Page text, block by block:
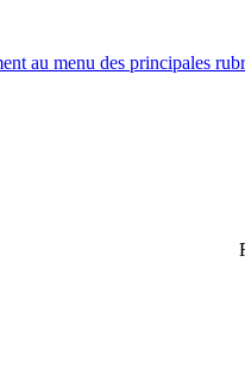
au menu des principales